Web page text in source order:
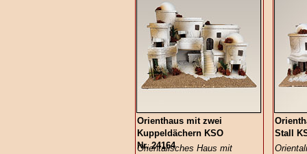
Orienthaus mit zwei
Kuppeldächern KSO
Nr. 24164
Orientalisches Haus mit
Stall